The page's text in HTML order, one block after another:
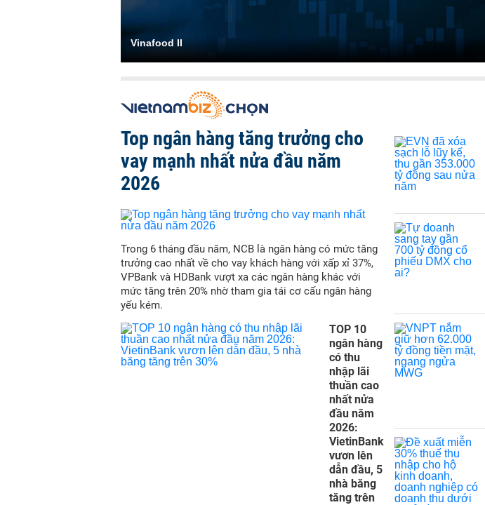
Vinafood II
Top ngân hàng tăng trưởng cho
vay mạnh nhất nửa đầu năm
2026
Trong 6 tháng đầu năm, NCB là ngân hàng có mức tăng
trưởng cao nhất về cho vay khách hàng với xấp xỉ 37%,
VPBank và HDBank vượt xa các ngân hàng khác với
mức tăng trên 20% nhờ tham gia tái cơ cấu ngân hàng
yếu kém.
TOP 10
ngân hàng
có thu
nhập lãi
thuần cao
nhất nửa
đầu năm
2026:
VietinBank
vươn lên
dẫn đầu, 5
nhà băng
tăng trên